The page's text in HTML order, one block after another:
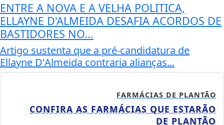
ENTRE A NOVA E A VELHA POLITICA,
ELLAYNE D'ALMEIDA DESAFIA ACORDOS DE
BASTIDORES NO...
Artigo sustenta que a pré-candidatura de
Ellayne D'Almeida contraria alianças...
FARMÁCIAS DE PLANTÃO
CONFIRA AS FARMÁCIAS QUE ESTARÃO
DE PLANTÃO